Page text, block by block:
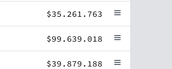
$35.261.763
$99.639.018
$39.879.188